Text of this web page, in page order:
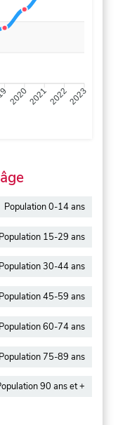
2020202120222023
Population 0-14 ans
Population 15-29 ans
Population 30-44 ans
Population 45-59 ans
Population 60-74 ans
Population 75-89 ans
90 ans et +